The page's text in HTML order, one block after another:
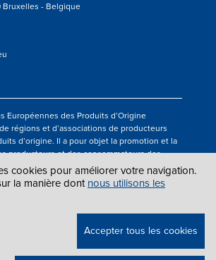
Bruxelles - Belgique
Européennes des Produits d’Origine
de régions et d’associations de producteurs
d’origine. Il a pour objet la promotion et la
producteurs et des consommateurs des
dans la valorisation des produits
cookies pour améliorer votre navigation.
la manière dont nous utilisons les
Accepter tous les cookies